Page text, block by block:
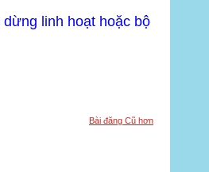
dừng linh hoạt hoặc bộ
Bài đăng Cũ hơn